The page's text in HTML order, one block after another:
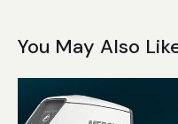
You May Also